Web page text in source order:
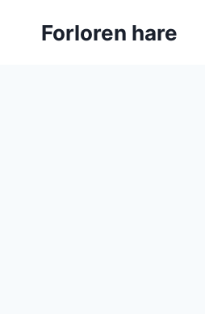
Forloren hare